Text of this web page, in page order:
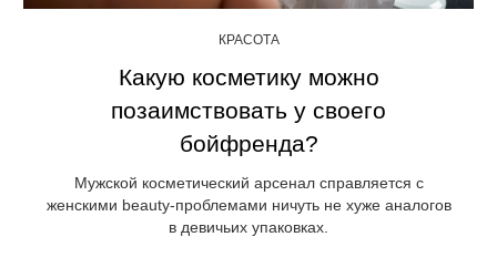
КРАСОТА
Какую косметику можно
позаимствовать у своего
бойфренда?
Мужской косметический арсенал справляется с
женскими beauty-проблемами ничуть не хуже аналогов
в девичьих упаковках.